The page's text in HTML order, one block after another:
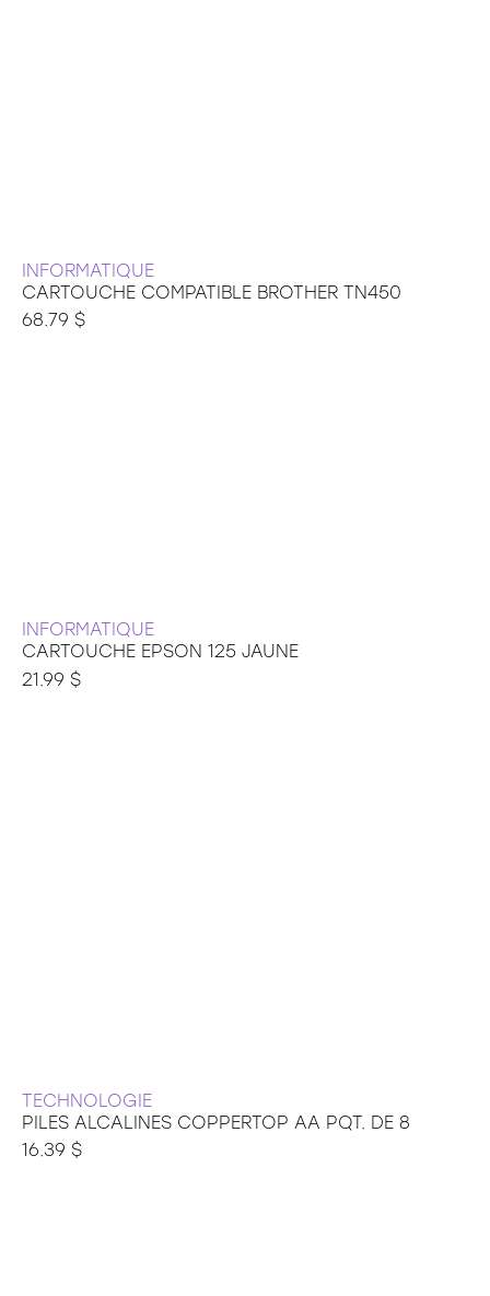
INFORMATIQUE
CARTOUCHE COMPATIBLE BROTHER TN450
68.79 $
INFORMATIQUE
CARTOUCHE EPSON 125 JAUNE
21.99 $
TECHNOLOGIE
PILES ALCALINES COPPERTOP AA PQT. DE 8
16.39 $